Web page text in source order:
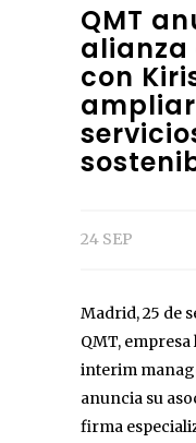
QMT
con
24 SEP
Madrid, 25 de
QMT,
interim
anuncia su
firma